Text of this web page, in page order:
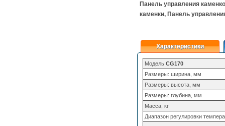
Панель управления
каменки, Панель
Характеристики
Модель CG170
Размеры: ширина, мм
Размеры: высота, мм
Размеры: глубина, мм
Масса, кг
Диапазон регулировки